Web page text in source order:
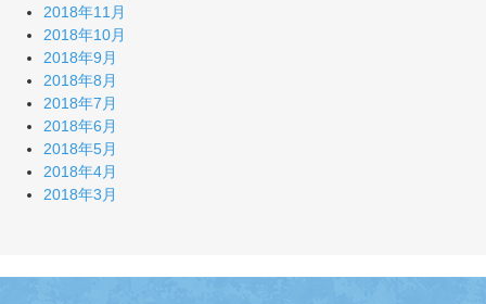
2018年11月
2018年10月
2018年9月
2018年8月
2018年7月
2018年6月
2018年5月
2018年4月
2018年3月